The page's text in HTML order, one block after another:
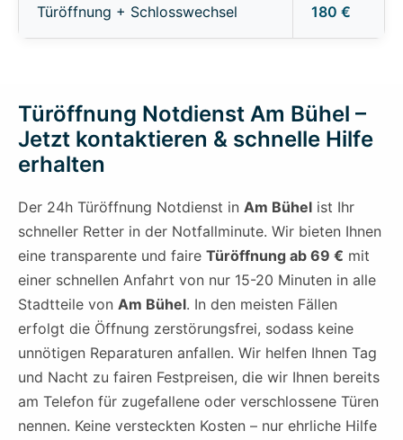
Türöffnung + Schlosswechsel 180 €
Türöffnung Notdienst Am Bühel –
Jetzt kontaktieren & schnelle Hilfe
erhalten
Der 24h Türöffnung Notdienst in Am Bühel ist Ihr
schneller Retter in der Notfallminute. Wir bieten Ihnen
eine transparente und faire Türöffnung ab 69 € mit
einer schnellen Anfahrt von nur 15-20 Minuten in alle
Stadtteile von Am Bühel. In den meisten Fällen
erfolgt die Öffnung zerstörungsfrei, sodass keine
unnötigen Reparaturen anfallen. Wir helfen Ihnen Tag
und Nacht zu fairen Festpreisen, die wir Ihnen bereits
am Telefon für zugefallene oder verschlossene Türen
nennen. Keine versteckten Kosten – nur ehrliche Hilfe